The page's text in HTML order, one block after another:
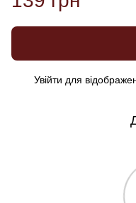
Увійти для